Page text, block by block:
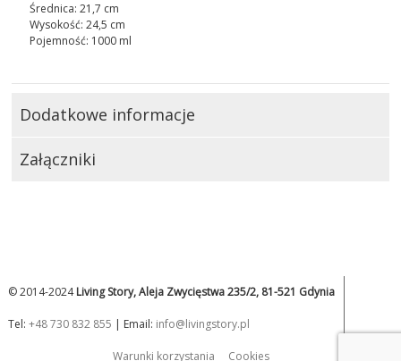
Średnica: 21,7 cm
Wysokość: 24,5 cm
Pojemność: 1000 ml
Dodatkowe informacje
Załączniki
© 2014-2024Living Story, Aleja Zwycięstwa 235/2, 81-521 Gdynia
Tel: +48 730 832 855 | Email: info@livingstory.pl
Warunki korzystania Cookies